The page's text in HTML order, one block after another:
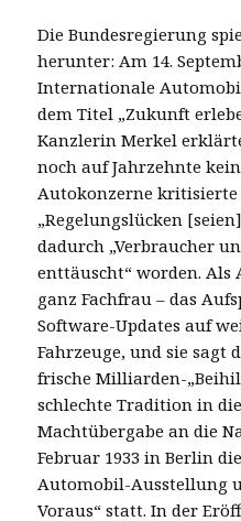
Die Bundesregierung
herunter: Am 14.
Internationale
dem Titel „Zukunft
Kanzlerin Merkel
noch auf Jahrzehnte
Autokonzerne kritisierte
„Regelungslücken
dadurch „Verbraucher
enttäuscht“ worden. Als
ganz Fachfrau – das
Software-Updates auf
Fahrzeuge, und sie
frische Milliarden-
schlechte Tradition in
Machtübergabe an die
Februar 1933 in Berlin
Automobil-Ausstellung
Voraus“ statt. In der